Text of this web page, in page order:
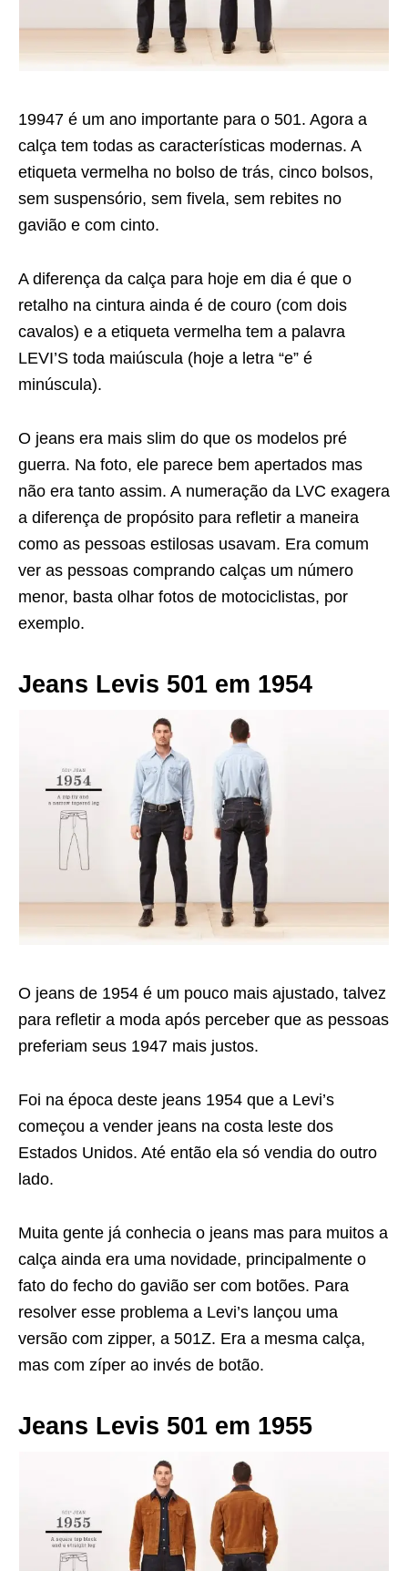
19947 é um ano importante para o 501. Agora a
calça tem todas as características modernas. A
etiqueta vermelha no bolso de trás, cinco bolsos,
sem suspensório, sem fivela, sem rebites no
gavião e com cinto.
A diferença da calça para hoje em dia é que o
retalho na cintura ainda é de couro (com dois
cavalos) e a etiqueta vermelha tem a palavra
LEVI’S toda maiúscula (hoje a letra “e” é
minúscula).
O jeans era mais slim do que os modelos pré
guerra. Na foto, ele parece bem apertados mas
não era tanto assim. A numeração da LVC exagera
a diferença de propósito para refletir a maneira
como as pessoas estilosas usavam. Era comum
ver as pessoas comprando calças um número
menor, basta olhar fotos de motociclistas, por
exemplo.
Jeans Levis 501 em 1954
O jeans de 1954 é um pouco mais ajustado, talvez
para refletir a moda após perceber que as pessoas
preferiam seus 1947 mais justos.
Foi na época deste jeans 1954 que a Levi’s
começou a vender jeans na costa leste dos
Estados Unidos. Até então ela só vendia do outro
lado.
Muita gente já conhecia o jeans mas para muitos a
calça ainda era uma novidade, principalmente o
fato do fecho do gavião ser com botões. Para
resolver esse problema a Levi’s lançou uma
versão com zipper, a 501Z. Era a mesma calça,
mas com zíper ao invés de botão.
Jeans Levis 501 em 1955